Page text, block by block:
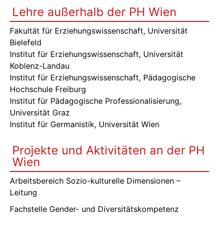
Lehre außerhalb der PH Wien
Fakultät für Erziehungswissenschaft, Universität
Bielefeld
Institut für Erziehungswissenschaft, Universität
Koblenz-Landau
Institut für Erziehungswissenschaft, Pädagogische
Hochschule Freiburg
Institut für Pädagogische Professionalisierung,
Universität Graz
Institut für Germanistik, Universität Wien
Projekte und Aktivitäten an der PH
Wien
Arbeitsbereich Sozio-kulturelle Dimensionen –
Leitung
Fachstelle Gender- und Diversitätskompetenz